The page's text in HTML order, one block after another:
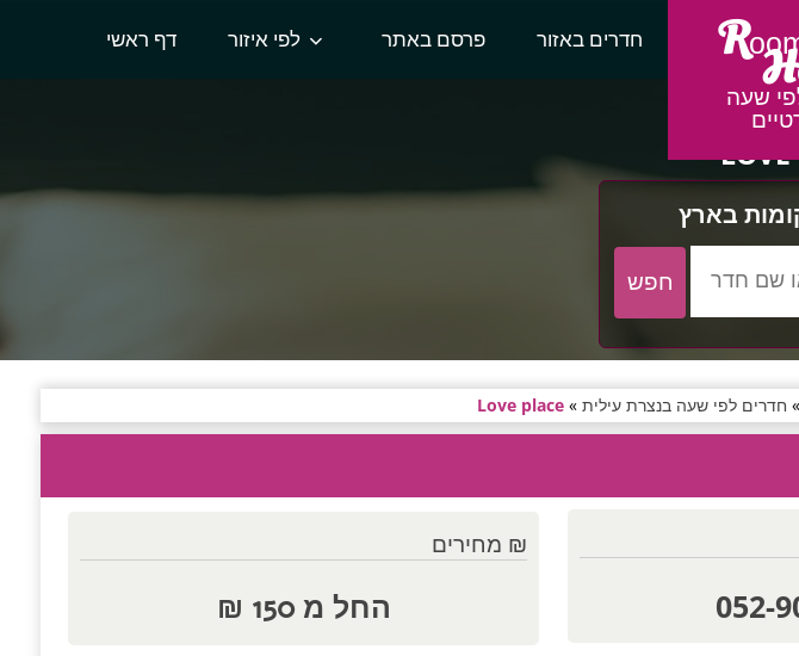
דף ראשי לפי איזור פרסם באתר חדרים באזור R Hשעה
LOVE
בארץ
» חדרים לפי שעה בנצרת עילית»
Love place
052-
₪ מחירים
החל מ 150 ₪